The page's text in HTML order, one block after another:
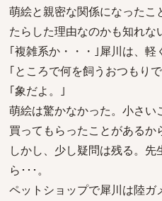
萌絵と親密な関係になったこ
たらした理由なのかも知れな
｢複雑系か・・・｣犀川は、軽
｢ところで何を飼うおつもりで
｢象だよ。｣
萌絵は驚かなかった。小さ
買ってもらったことがあるか
しかし、少し疑問は残る。
ら･･･。
ペットショップで犀川は陸